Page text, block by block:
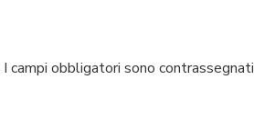
I campi obbligatori sono contrassegnati